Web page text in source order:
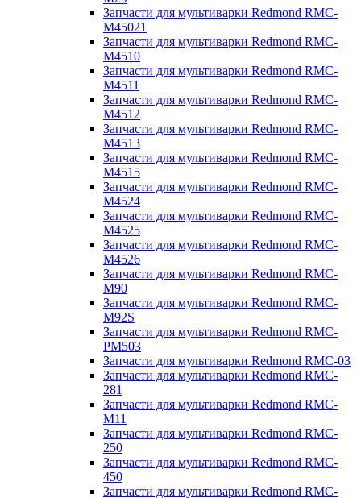
Запчасти для мультиварки Redmond RMC-
M45021
Запчасти для мультиварки Redmond RMC-
M4510
Запчасти для мультиварки Redmond RMC-
M4511
Запчасти для мультиварки Redmond RMC-
M4512
Запчасти для мультиварки Redmond RMC-
M4513
Запчасти для мультиварки Redmond RMC-
M4515
Запчасти для мультиварки Redmond RMC-
M4524
Запчасти для мультиварки Redmond RMC-
M4525
Запчасти для мультиварки Redmond RMC-
M4526
Запчасти для мультиварки Redmond RMC-
M90
Запчасти для мультиварки Redmond RMC-
M92S
Запчасти для мультиварки Redmond RMC-
PM503
Запчасти для мультиварки Redmond RMC-03
Запчасти для мультиварки Redmond RMC-
281
Запчасти для мультиварки Redmond RMC-
M11
Запчасти для мультиварки Redmond RMC-
250
Запчасти для мультиварки Redmond RMC-
450
Запчасти для мультиварки Redmond RMC-